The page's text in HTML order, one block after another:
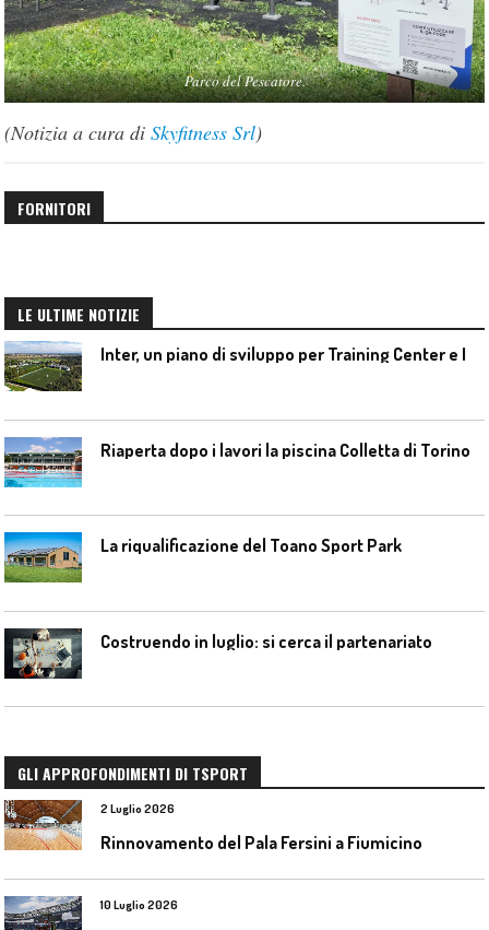
Parco del Pescatore.
(Notizia a cura diSkyfitness Srl)
FORNITORI
LE ULTIME NOTIZIE
Riaperta dopo i lavori la piscina Colletta di Torino
La riqualificazione del Toano Sport Park
Costruendo in luglio: si cerca il partenariato
GLI APPROFONDIMENTI DI TSPORT
2 Luglio 2026
Rinnovamento del Pala Fersini a Fiumicino
10 Luglio 2026